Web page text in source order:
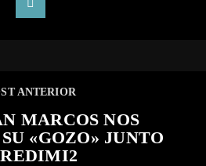
ANTERIOR
MARCOS NOS
«GOZO» JUNTO